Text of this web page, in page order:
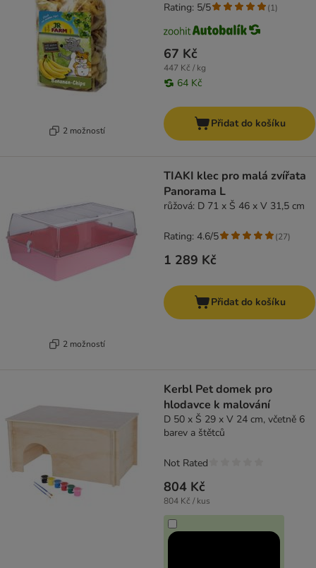
2 možností
67 Kč
447 Kč / kg
64 Kč
Rating: 5/5 (1)
Přidat do košíku
2 možností
TIAKI klec pro malá zvířata
Panorama L
růžová: D 71 x Š 46 x V 31,5 cm
1 289 Kč
Rating: 4.6/5 (27)
Přidat do košíku
Kerbl Pet domek pro
hlodavce k malování
D 50 x Š 29 x V 24 cm, včetně 6
barev a štětců
804 Kč
804 Kč / kus
Not Rated